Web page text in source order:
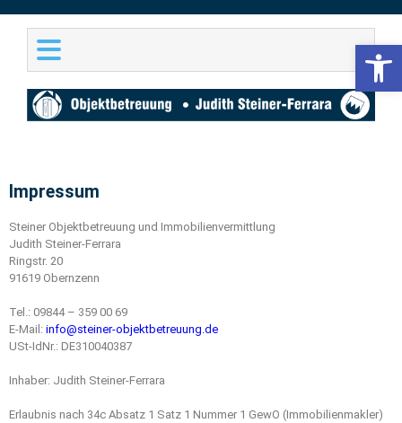
Impressum
Steiner Objektbetreuung und Immobilienvermittlung
Judith Steiner-Ferrara
Ringstr. 20
91619 Obernzenn
Tel.: 09844 – 359 00 69
E-Mail: info@steiner-objektbetreuung.de
USt-IdNr.: DE310040387
Inhaber: Judith Steiner-Ferrara
Erlaubnis nach 34c Absatz 1 Satz 1 Nummer 1 GewO (Immobilienmakler)